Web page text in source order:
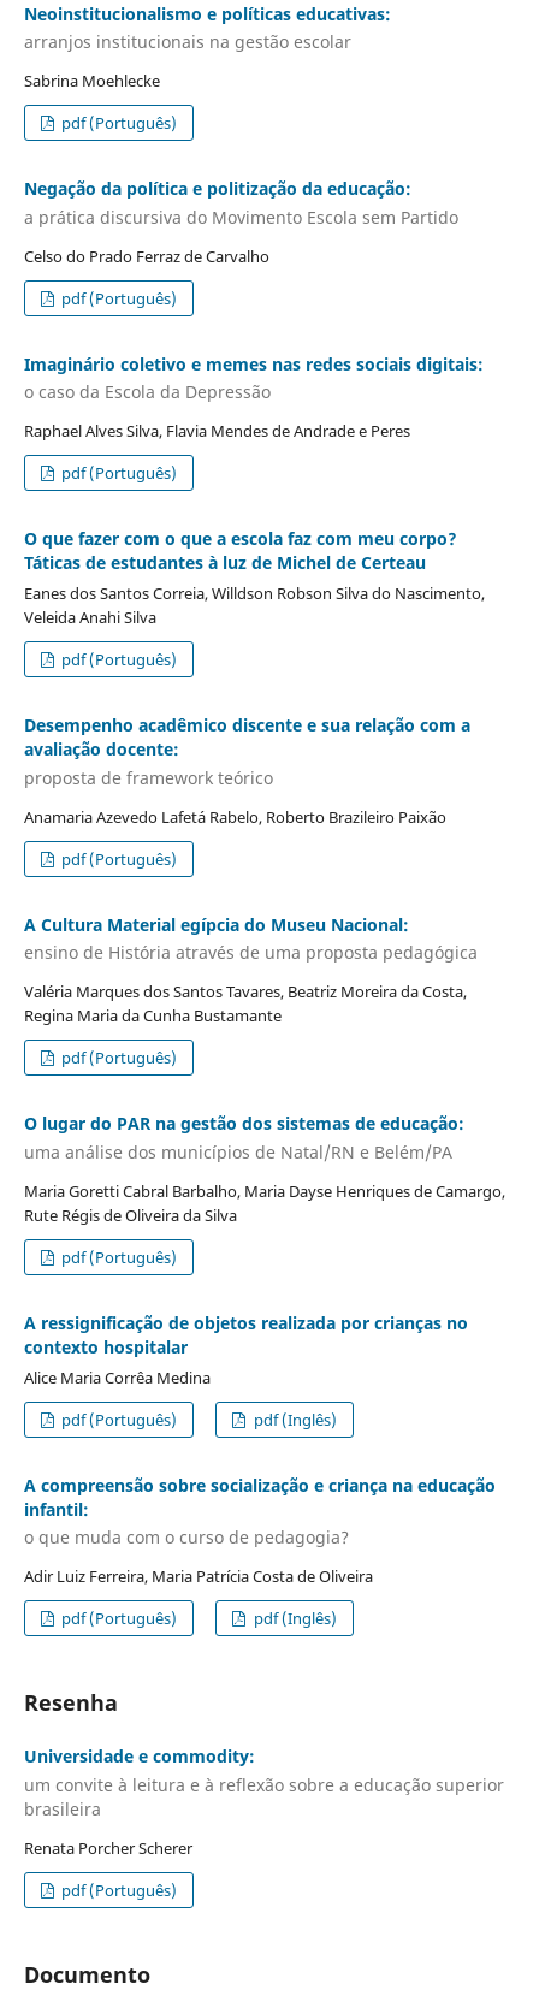
Neoinstitucionalismo e políticas educativas:
arranjos institucionais na gestão escolar
Sabrina Moehlecke
pdf (Português)
Negação da política e politização da educação:
a prática discursiva do Movimento Escola sem Partido
Celso do Prado Ferraz de Carvalho
pdf (Português)
Imaginário coletivo e memes nas redes sociais digitais:
o caso da Escola da Depressão
Raphael Alves Silva, Flavia Mendes de Andrade e Peres
pdf (Português)
O que fazer com o que a escola faz com meu corpo?
Táticas de estudantes à luz de Michel de Certeau
Eanes dos Santos Correia, Willdson Robson Silva do Nascimento,
Veleida Anahi Silva
pdf (Português)
Desempenho acadêmico discente e sua relação com a
avaliação docente:
proposta de framework teórico
Anamaria Azevedo Lafetá Rabelo, Roberto Brazileiro Paixão
pdf (Português)
A Cultura Material egípcia do Museu Nacional:
ensino de História através de uma proposta pedagógica
Valéria Marques dos Santos Tavares, Beatriz Moreira da Costa,
Regina Maria da Cunha Bustamante
pdf (Português)
O lugar do PAR na gestão dos sistemas de educação:
uma análise dos municípios de Natal/RN e Belém/PA
Maria Goretti Cabral Barbalho, Maria Dayse Henriques de Camargo,
Rute Régis de Oliveira da Silva
pdf (Português)
A ressignificação de objetos realizada por crianças no
contexto hospitalar
Alice Maria Corrêa Medina
pdf (Português)
pdf (Inglês)
A compreensão sobre socialização e criança na educação
infantil:
o que muda com o curso de pedagogia?
Adir Luiz Ferreira, Maria Patrícia Costa de Oliveira
pdf (Português)
pdf (Inglês)
Resenha
Universidade e commodity:
um convite à leitura e à reflexão sobre a educação superior
brasileira
Renata Porcher Scherer
pdf (Português)
Documento